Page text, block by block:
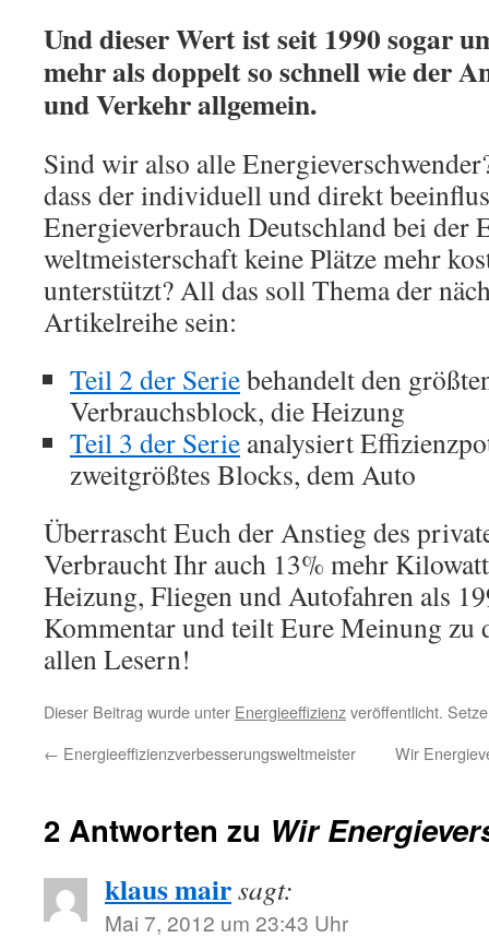
Und dieser Wert ist seit 1990 sogar
mehr als doppelt so schnell wie der
und Verkehr allgemein.
Sind wir also alle
dass der individuell und direkt
Energieverbrauch Deutschland bei der
weltmeisterschaft keine Plätze mehr
unterstützt? All das soll Thema der
Artikelreihe sein:
Teil 2 der Seriebehandelt den
Verbrauchsblock, die Heizung
Teil 3 der Serie analysiert
zweitgrößtes Blocks, dem Auto
Überrascht Euch der Anstieg des
Verbraucht Ihr auch 13% mehr
Heizung, Fliegen und Autofahren als
Kommentar und teilt Eure Meinung zu
allen Lesern!
Dieser Beitrag wurde unter Energieeffizienzveröffentlicht.
← Energieeffizienzverbesserungsweltmeister Wir
2 Antworten zu Wir
klaus mairsagt:
Mai 7, 2012 um 23:43 Uhr